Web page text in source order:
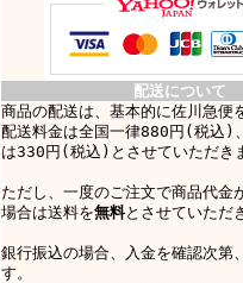
配送について
商品の配送は、基本的に佐川急便
配送料金は全国一律880円(税込)
は330円(税込)とさせていただき
ただし、一度のご注文で商品代金
場合は送料を無料とさせていただ
銀行振込の場合、入金を確認次第
す。